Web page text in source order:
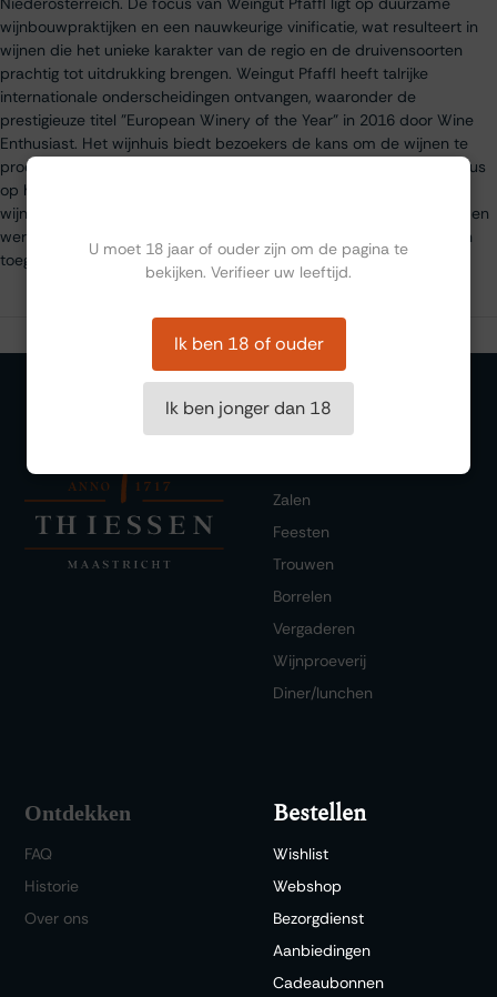
wijnbouwpraktijken en een nauwkeurige vinificatie, wat resulteert in
wijnen die het unieke karakter van de regio en de druivensoorten
prachtig tot uitdrukking brengen. Weingut Pfaffl heeft talrijke
internationale onderscheidingen ontvangen, waaronder de
prestigieuze titel "European Winery of the Year" in 2016 door Wine
Enthusiast. Het wijnhuis biedt bezoekers de kans om de wijnen te
proeven en te leren over het productieproces, met een sterke focus
op het verbinden van traditie en innovatie in de Oostenrijkse
wijnbouw. Hun wijnen, zoals deze Grüner Veltliner Vom Haus, worden
wereldwijd geëxporteerd en zijn geliefd om hun frisheid, balans en
toegankelijkheid.
Zalen
Feesten
Trouwen
Borrelen
Vergaderen
Wijnproeverij
Diner/lunchen
Ontdekken
FAQ
Historie
Over ons
Bestellen
Wishlist
Webshop
Bezorgdienst
Aanbiedingen
Cadeaubonnen
U moet 18 jaar of ouder zijn om de pagina te
bekijken. Verifieer uw leeftijd.
Ik ben 18 of ouder
Ik ben jonger dan 18